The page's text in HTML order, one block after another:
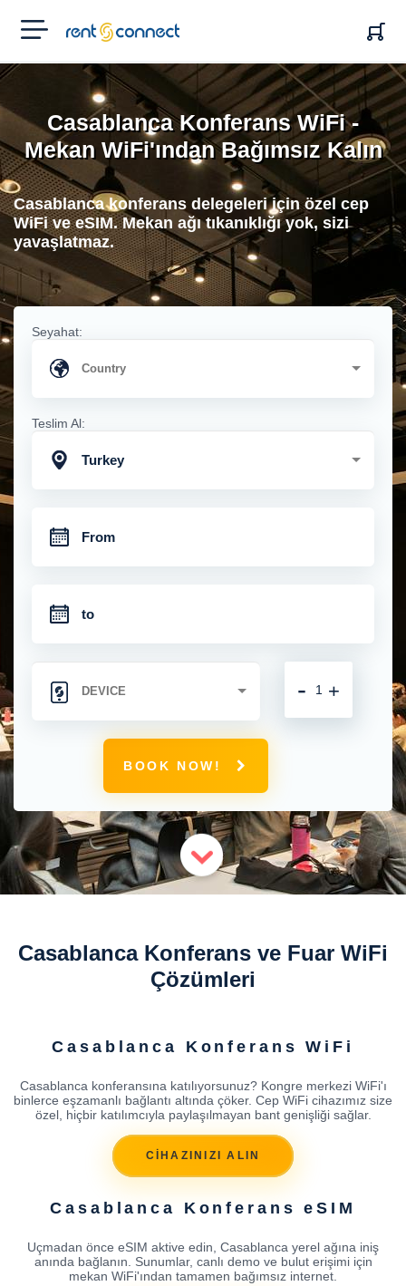
RENT'N
CONNECT
Casablanca Konferans WiFi -
Mekan WiFi'ından Bağımsız Kalın
Casablanca konferans delegeleri için özel cep
WiFi ve eSIM. Mekan ağı tıkanıklığı yok, sizi
yavaşlatmaz.
Seyahat:
Teslim Al:
Turkey
+
-
BOOK NOW!
Casablanca Konferans ve Fuar WiFi
Çözümleri
Casablanca Konferans WiFi
Casablanca konferansına katılıyorsunuz? Kongre merkezi WiFi'ı
binlerce eşzamanlı bağlantı altında çöker. Cep WiFi cihazımız size
özel, hiçbir katılımcıyla paylaşılmayan bant genişliği sağlar.
CİHAZINIZI ALIN
Casablanca Konferans eSIM
Uçmadan önce eSIM aktive edin, Casablanca yerel ağına iniş
anında bağlanın. Sunumlar, canlı demo ve bulut erişimi için
mekan WiFi'ından tamamen bağımsız internet.